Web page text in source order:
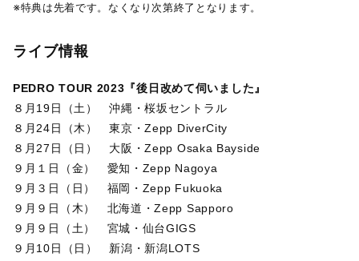
※特典は先着です。なくなり次第終了となります。
ライブ情報
PEDRO TOUR 2023『後日改めて伺いました』
８月19日（土） 沖縄・桜坂セントラル
８月24日（木） 東京・Zepp DiverCity
８月27日（日） 大阪・Zepp Osaka Bayside
９月１日（金） 愛知・Zepp Nagoya
９月３日（日） 福岡・Zepp Fukuoka
９月９日（木） 北海道・Zepp Sapporo
９月９日（土） 宮城・仙台GIGS
９月10日（日） 新潟・新潟LOTS